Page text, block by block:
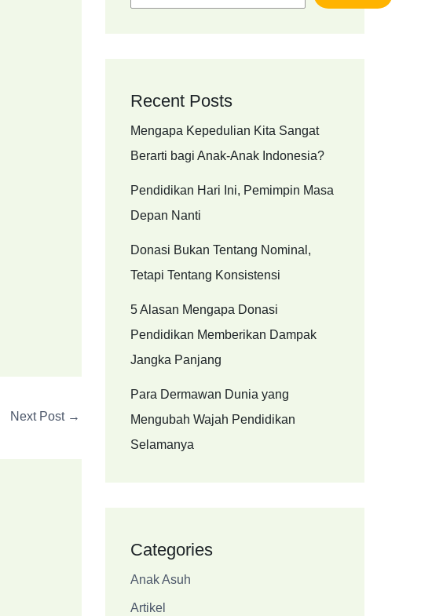
Next Post →
Recent Posts
Mengapa Kepedulian Kita Sangat
Berarti bagi Anak-Anak Indonesia?
Pendidikan Hari Ini, Pemimpin Masa
Depan Nanti
Donasi Bukan Tentang Nominal,
Tetapi Tentang Konsistensi
5 Alasan Mengapa Donasi
Pendidikan Memberikan Dampak
Jangka Panjang
Para Dermawan Dunia yang
Mengubah Wajah Pendidikan
Selamanya
Categories
Anak Asuh
Artikel